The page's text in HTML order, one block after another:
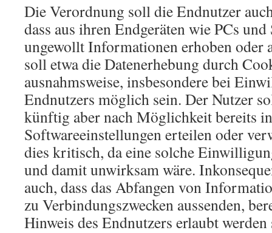
Die Verordnung soll die Endnutzer
dass aus ihren Endgeräten wie PCs
ungewollt Informationen erhoben oder
soll etwa die Datenerhebung durch
ausnahmsweise, insbesondere bei
Endnutzers möglich sein. Der Nutzer
künftig aber nach Möglichkeit bereits
Softwareeinstellungen erteilen oder
dies kritisch, da eine solche
und damit unwirksam wäre.
auch, dass das Abfangen von
zu Verbindungszwecken aussenden,
Hinweis des Endnutzers erlaubt